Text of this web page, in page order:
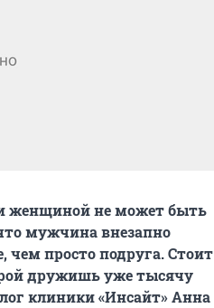
женщиной не может быть
мужчина внезапно
чем просто подруга. Стоит
дружишь уже тысячу
клиники «Инсайт» Анна